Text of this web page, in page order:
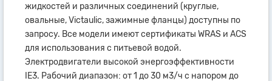
жидкостей и различных соединений (круглые,
овальные, Victaulic, зажимные фланцы) доступны по
запросу. Все модели имеют сертификаты WRAS и ACS
для использования с питьевой водой.
Электродвигатели высокой энергоэффективности
IE3. Рабочий диапазон: от 1 до 30 м3/ч с напором до